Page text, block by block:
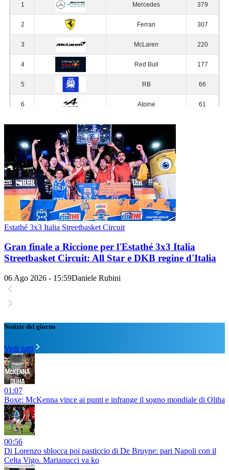
Estathé 3x3 Italia Streetbasket Circuit
Gran finale a Riccione per l'Estathé 3x3 Italia
Streetbasket Circuit: All Star e DKB regine d'Italia
06 Ago 2026 - 15:59Daniele Rubini
Notizie del giorno
Vedi tutti
01:07
Boxe: McKenna vince ai punti e infrange il sogno mondiale di Oliha
00:56
Di Lorenzo sblocca poi pasticcio di De Bruyne: pari Napoli con il
Celta Vigo. Marianucci va ko